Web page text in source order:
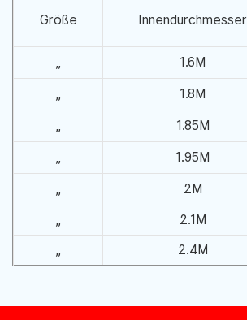
Größe Innendurchmesser
1.6M
1.8M
1.85M
1.95M
2M
2.1M
2.4M